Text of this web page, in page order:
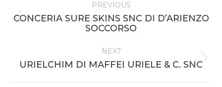
navigation
PREVIOUS
Previous
project:
CONCERIA SURE SKINS SNC DI D’ARIENZO
SOCCORSO
NEXT
Next
URIELCHIM DI MAFFEI URIELE & C. SNC